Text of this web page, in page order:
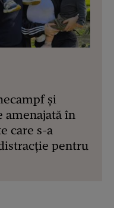
și
amenajată în
care s-a
pentru